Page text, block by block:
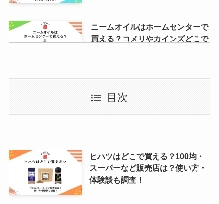
ニームオイルはホームセンターで
買える？コメリやカインズどこで
コンビニ・東京駅・大阪・北九州
など売ってる場所を調査！
火災報知器の電池はどこに売って
る？ホームセンターやケーズ電
気・ヤマダ電機で買える？
目次
ヒハツはどこで買える？100均・
スーパーなど販売店は？使い方・
体験談も調査！